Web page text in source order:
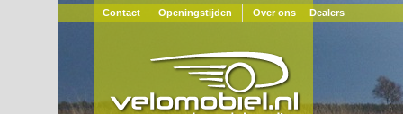
Contact Openingstijden Over ons Dealers